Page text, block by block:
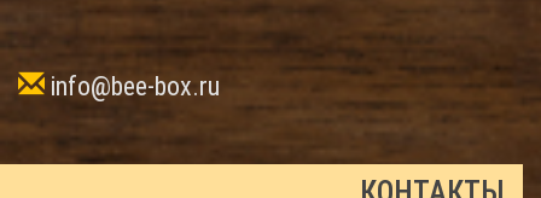
info@bee-box.ru